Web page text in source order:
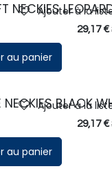
NECKIES
29,17€
au panier
Ajouter à la
NECKIES BLACK
29,17€
au panier
Ajouter à la